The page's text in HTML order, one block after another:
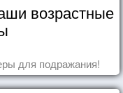
возрастные
для подражания!